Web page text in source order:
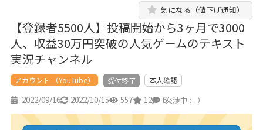
【登録者5500人】投稿開始から3ヶ月で3000
人、収益30万円突破の人気ゲームのテキスト
実況チャンネル
気になる（値下げ通知）
アカウント （YouTube） 受付終了 本人確認
2022/09/16 2022/10/15 557 12 6
（交渉中 : - ）